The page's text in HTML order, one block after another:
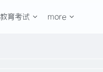
教育考试 more